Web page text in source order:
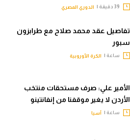
الدوري المصري
تفاصيل عقد محمد صلاح مع طرابزون
سبور
ساعة | الكرة الأوروبية
الأمير علي: صرف مستحقات منتخب
الأردن لا يغير موقفنا من إنفانتينو
ساعة | آسيا